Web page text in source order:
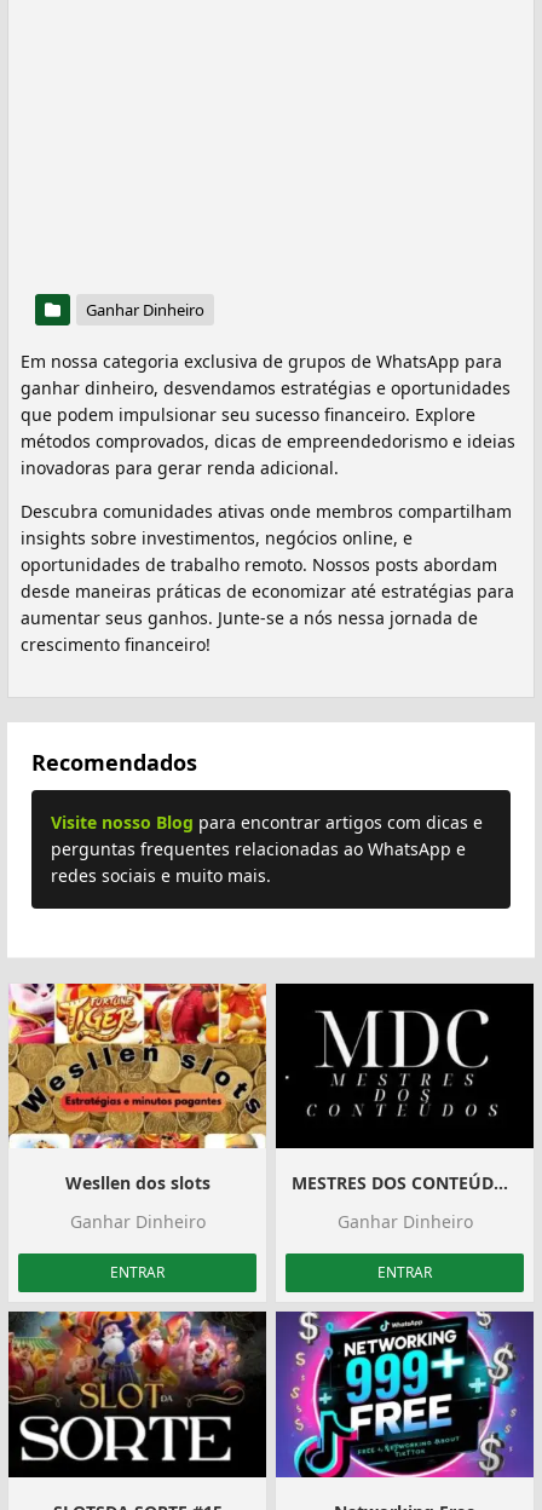
Ganhar Dinheiro
Em nossa categoria exclusiva de grupos de WhatsApp para
ganhar dinheiro, desvendamos estratégias e oportunidades
que podem impulsionar seu sucesso financeiro. Explore
métodos comprovados, dicas de empreendedorismo e ideias
inovadoras para gerar renda adicional.
Descubra comunidades ativas onde membros compartilham
insights sobre investimentos, negócios online, e
oportunidades de trabalho remoto. Nossos posts abordam
desde maneiras práticas de economizar até estratégias para
aumentar seus ganhos. Junte-se a nós nessa jornada de
crescimento financeiro!
Recomendados
Visite nosso Blog para encontrar artigos com dicas e
perguntas frequentes relacionadas ao WhatsApp e
redes sociais e muito mais.
Wesllen dos slots
Ganhar Dinheiro
ENTRAR
MESTRES DOS CONTEÚDOS (M.D.O) GRUPO DE 4
Ganhar Dinheiro
ENTRAR